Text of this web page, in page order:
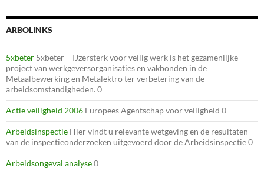
ARBOLINKS
5xbeter 5xbeter – IJzersterk voor veilig werk is het gezamenlijke
project van werkgeversorganisaties en vakbonden in de
Metaalbewerking en Metalektro ter verbetering van de
arbeidsomstandigheden. 0
Actie veiligheid 2006 Europees Agentschap voor veiligheid 0
Arbeidsinspectie Hier vindt u relevante wetgeving en de resultaten
van de inspectieonderzoeken uitgevoerd door de Arbeidsinspectie 0
Arbeidsongeval analyse0